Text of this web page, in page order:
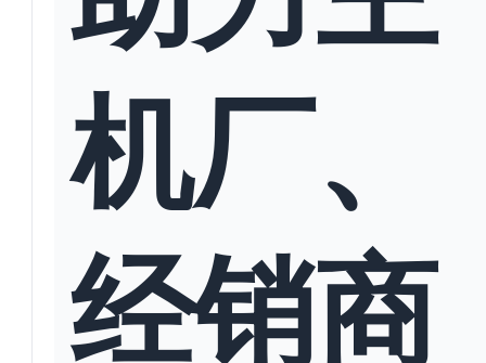
机厂、
经销商